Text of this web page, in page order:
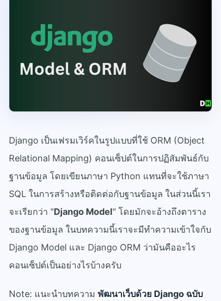
Django เป็นเฟรมเวิร์คในรูปแบบที่ใช้ ORM (Object
Relational Mapping) คอนเซ็ปต์ในการปฏิสัมพันธ์กับ
ฐานข้อมูล โดยเขียนภาษา Python แทนที่จะใช้ภาษา
SQL ในการสร้างหรือติดต่อกับฐานข้อมูล ในส่วนนี้เรา
จะเรียกว่า "Django Model" โดยมักจะอ้างถึงตาราง
ของฐานข้อมูล ในบทความนี้เราจะมีทำความเข้าใจกับ
Django Model และ Django ORM ว่ามันคืออะไร
คอนเซ็ปต์เป็นอย่างไรบ้างครับ
Note: แนะนำบทความ พัฒนาเว็บด้วย Django ฉบับ